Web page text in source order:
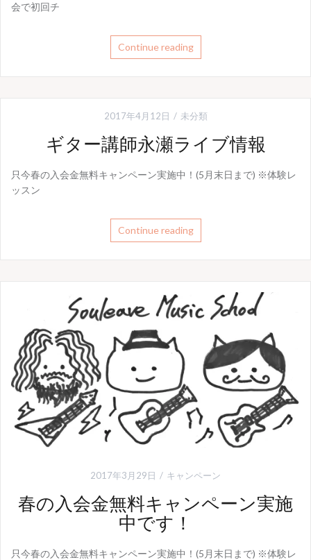
会で初回チ
Continue reading
2017年4月12日 未分類
ギター講師永瀬ライブ情報
只今春の入会金無料キャンペーン実施中！(5月末日まで) ※体験レ
ッスン
Continue reading
2017年3月29日 キャンペーン
春の入会金無料キャンペーン実施
中です！
只今春の入会金無料キャンペーン実施中！(5月末日まで) ※体験レ